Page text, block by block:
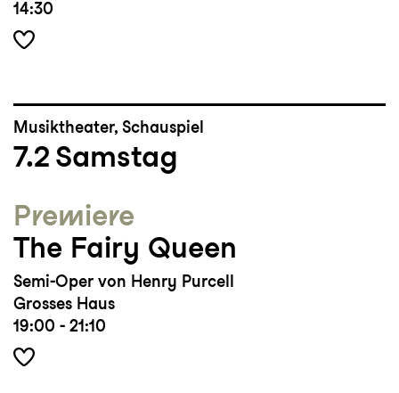
14:30
Musiktheater, Schauspiel
7.2 Samstag
Premiere
The Fairy Queen
Semi-Oper von Henry Purcell
Grosses Haus
19:00 - 21:10